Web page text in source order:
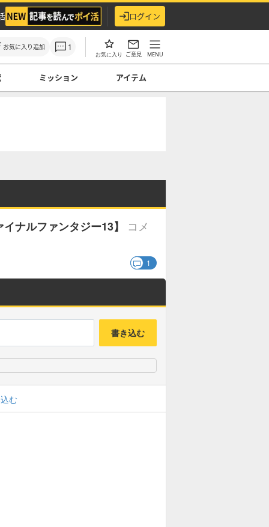
ログイン
お気に入り追加 1
お気に入り ご意見 MENU
ミッション アイテム
ナルファンタジー13】 コメ
1
書き込む
む